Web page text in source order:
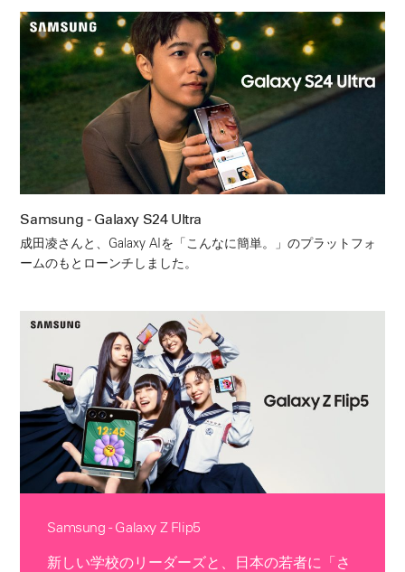
Samsung - Galaxy S24 Ultra
成田凌さんと、Galaxy AIを「こんなに簡単。」のプラットフォ
ームのもとローンチしました。
Samsung - Galaxy Z Flip5
新しい学校のリーダーズと、日本の若者に「さ